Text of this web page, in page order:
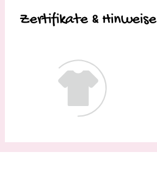
Zertifikate & Hinweise